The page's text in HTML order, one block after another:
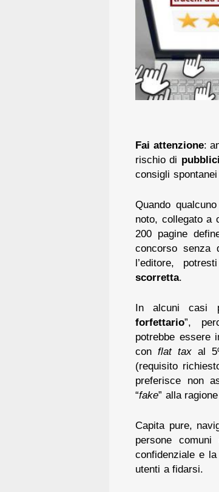
Fai attenzione:
rischio di
consigli
Quando
noto, collegato a
200 pagine
concorso senza
l’editore,
scorretta.
In alcuni casi
forfettario”,
potrebbe essere
con flat taxal
(requisito
preferisce non
“fake” alla
Capita pure,
persone
confidenziale e
utenti a fidarsi.